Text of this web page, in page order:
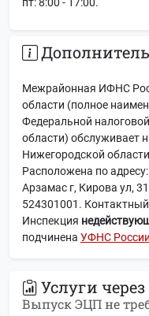
пт: 8:00 - 17:00.
Межрайонная ИФНС
области (полное
Федеральной
области) обслуживает
Нижегородской
Расположена по
Арзамас г, Кирова ул,
524301001.
Инспекция
подчинена УФНС
Услуги
Выпуск ЭЦП не